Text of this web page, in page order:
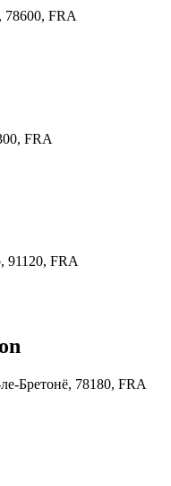
78600, FRA
FRA
91120, FRA
Бретонё, 78180, FRA